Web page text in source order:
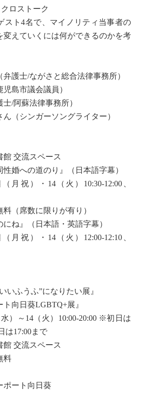
ロストーク
スト4名で、マイノリティ当事者の
変えていくには何ができるのかを考
護士/ながさと総合法律事務所）
島市議会議員）
/阿蘇法律事務所）
（シンガーソングライター）
館 交流スペース
性婚への道のり』（日本語字幕）
月祝）・14（火）10:30-12:00、
（席数に限りが有り）
にね』（日本語・英語字幕）
月祝）・14（火）12:00-12:10、
いふうふ”になりたい展』
ト向日葵LGBTQ+展』
）～14（火）10:00-20:00 ※初日は
は17:00まで
館 交流スペース
料
ポート向日葵